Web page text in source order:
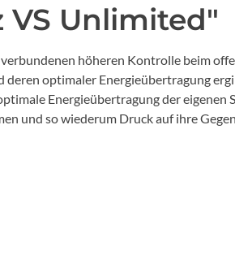
Unlimited"
höheren Kontrolle beim
optimaler Energieübertragung
Energieübertragung der eigenen
und so wiederum Druck auf ihre